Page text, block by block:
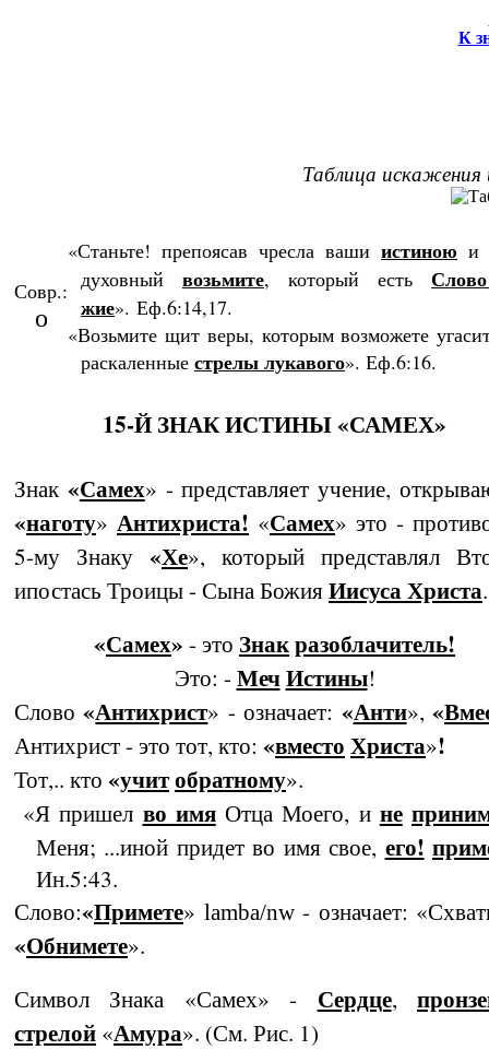
К
Таблица искажения
Совр.:
o
«Станьте! препоясав чресла ваши ис­тиною и
духовный возь­мите, который есть
жие». Еф.6:14,17.
«Возьмите щит веры, которым воз­мо­жете
раскаленные стре­лы лукавого». Еф.6:16.
15-Й ЗНАК ИСТИНЫ «САМЕХ»
Знак «Самех» - представляет учение,
«наготу» Антихриста! «Самех» это -
5-му Знаку «Хе», который представлял
ипостась Троицы - Сына БожияИисуса Христа.
«Самех» - это Знакразоблачитель!
Это: - МечИстины!
Слово«Антихрист» - означает: «Анти», «
Антихрист - это тот, кто: «вместоХриста»!
Тот,.. кто «учитобратному».
«Я пришел во имяОтца Моего, и не
Меня; ...иной придет во имя свое, его!
Ин.5:43.
Слово:«Примете» lamba/nw - означает:
«Обнимете».
Символ Знака «Самех» -
Сердце,
стрелой «Амура». (См. Рис. 1)